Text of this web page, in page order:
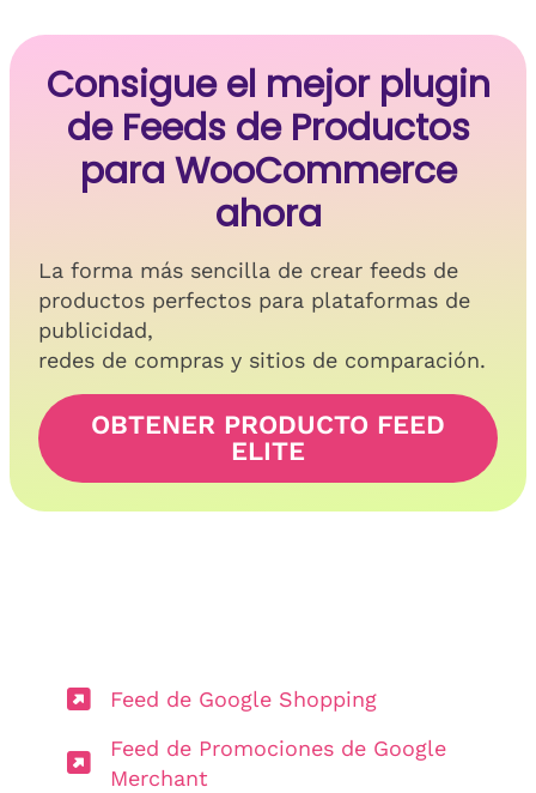
Consigue el mejor plugin
de Feeds de Productos
para WooCommerce
ahora
La forma más sencilla de crear feeds de
productos perfectos para plataformas de
publicidad,
redes de compras y sitios de comparación.
OBTENER PRODUCTO FEED
ELITE
Feed de Google Shopping
Feed de Promociones de Google
Merchant